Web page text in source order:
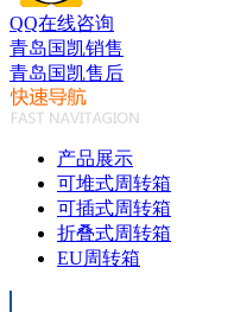
QQ在线咨询
青岛国凯销售
青岛国凯售后
产品展示
可堆式周转箱
可插式周转箱
折叠式周转箱
EU周转箱